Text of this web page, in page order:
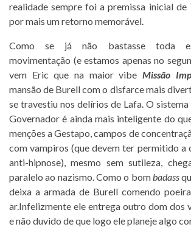
realidade sempre foi a premissa inicial de
por mais um retorno memorável.
Como se já não bastasse toda
movimentação (e estamos apenas no
vem Eric que na maior vibe Missão
mansão de Burell com o disfarce mais
se travestiu nos delírios de Lafa. O
Governador é ainda mais inteligente do
menções a Gestapo, campos de
com vampiros (que devem ter permitido a
anti-hipnose), mesmo sem sutileza,
paralelo ao nazismo. Como o bombadass
deixa a armada de Burell comendo
ar.Infelizmente ele entrega outro dom dos
e não duvido de que logo ele planeje algo